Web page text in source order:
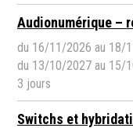
Audionumérique –
du 16/11/2026 au 18/
du 13/10/2027 au 15/
3 jours
Switchs et